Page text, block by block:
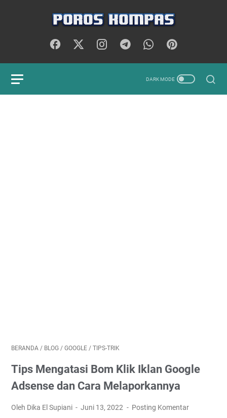
BERANDA / BLOG / GOOGLE / TIPS-TRIK
Tips Mengatasi Bom Klik Iklan Google
Adsense dan Cara Melaporkannya
Oleh Dika El Supiani Juni 13, 2022 Posting Komentar